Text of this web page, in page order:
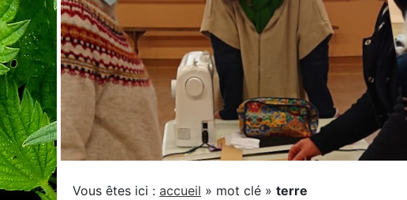
Plaquette
Bulletin d'adhésion
Projets
Vous êtes ici : accueil » mot clé » terre